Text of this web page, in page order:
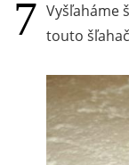
Vyšľaháme
touto